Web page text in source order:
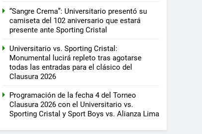
“Sangre Crema”: Universitario presentó su
camiseta del 102 aniversario que estará
presente ante Sporting Cristal
Universitario vs. Sporting Cristal:
Monumental lucirá repleto tras agotarse
todas las entradas para el clásico del
Clausura 2026
Programación de la fecha 4 del Torneo
Clausura 2026 con el Universitario vs.
Sporting Cristal y Sport Boys vs. Alianza Lima